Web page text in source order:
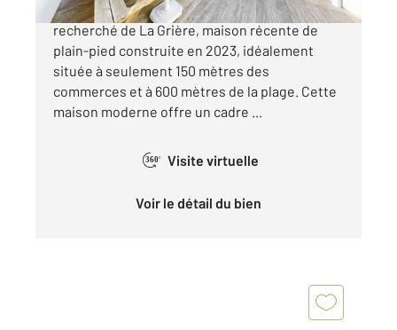
À La Tranche sur Mer, dans le quartier
recherché de La Grière, maison récente de
plain-pied construite en 2023, idéalement
située à seulement 150 mètres des
commerces et à 600 mètres de la plage. Cette
maison moderne offre un cadre ...
360° Visite virtuelle
Voir le détail du bien